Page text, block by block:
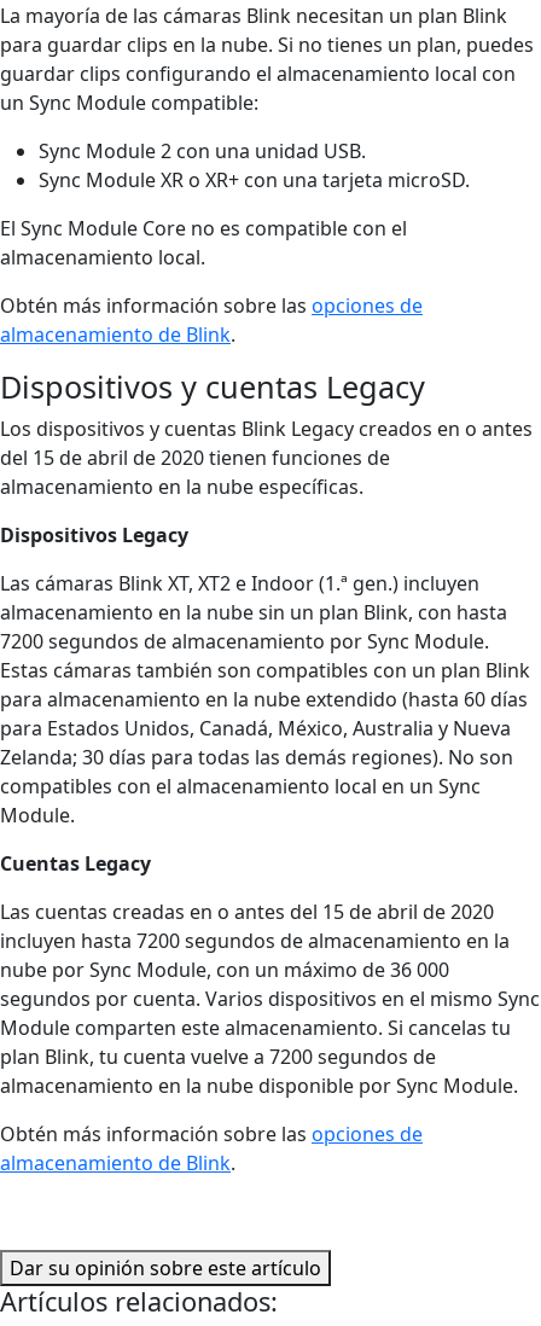
La mayoría de las cámaras Blink necesitan un plan Blink
para guardar clips en la nube. Si no tienes un plan, puedes
guardar clips configurando el almacenamiento local con
un Sync Module compatible:
Sync Module 2 con una unidad USB.
Sync Module XR o XR+ con una tarjeta microSD.
El Sync Module Core no es compatible con el
almacenamiento local.
Obtén más información sobre las opciones de
almacenamiento de Blink.
Dispositivos y cuentas Legacy
Los dispositivos y cuentas Blink Legacy creados en o antes
del 15 de abril de 2020 tienen funciones de
almacenamiento en la nube específicas.
Dispositivos Legacy
Las cámaras Blink XT, XT2 e Indoor (1.ª gen.) incluyen
almacenamiento en la nube sin un plan Blink, con hasta
7200 segundos de almacenamiento por Sync Module.
Estas cámaras también son compatibles con un plan Blink
para almacenamiento en la nube extendido (hasta 60 días
para Estados Unidos, Canadá, México, Australia y Nueva
Zelanda; 30 días para todas las demás regiones). No son
compatibles con el almacenamiento local en un Sync
Module.
Cuentas Legacy
Las cuentas creadas en o antes del 15 de abril de 2020
incluyen hasta 7200 segundos de almacenamiento en la
nube por Sync Module, con un máximo de 36 000
segundos por cuenta. Varios dispositivos en el mismo Sync
Module comparten este almacenamiento. Si cancelas tu
plan Blink, tu cuenta vuelve a 7200 segundos de
almacenamiento en la nube disponible por Sync Module.
Obtén más información sobre las opciones de
almacenamiento de Blink.
Dar su opinión sobre este artículo
Artículos relacionados: